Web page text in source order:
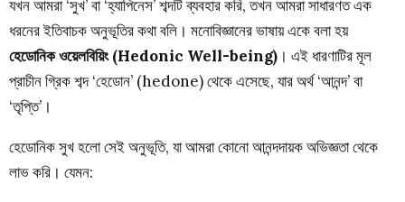
যখন আমরা ‘সুখ’ বা ‘হ্যাপিনেস’ শব্দটি ব্যবহার করি, তখন আমরা সাধারণত এক
ধরনের ইতিবাচক অনুভূতির কথা বলি। মনোবিজ্ঞানের ভাষায় একে বলা হয়
হেডোনিক ওয়েলবিয়িং (Hedonic Well-being) । এই ধারণাটির মূল
প্রাচীন গ্রিক শব্দ ‘হেডোন’ (hedone) থেকে এসেছে, যার অর্থ ‘আনন্দ’ বা
‘তৃপ্তি’।
হেডোনিক সুখ হলো সেই অনুভূতি, যা আমরা কোনো আনন্দদায়ক অভিজ্ঞতা থেকে
লাভ করি। যেমন: